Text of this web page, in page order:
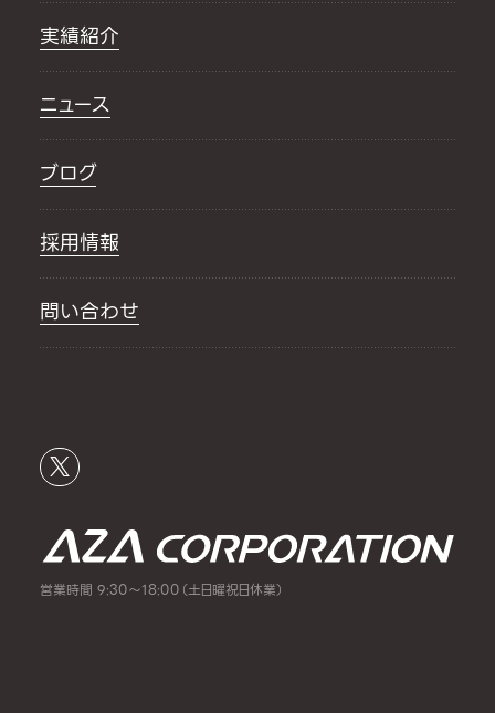
実績紹介
ニュース
ブログ
採用情報
問い合わせ
営業時間 9:30～18:00（土日曜祝日休業）